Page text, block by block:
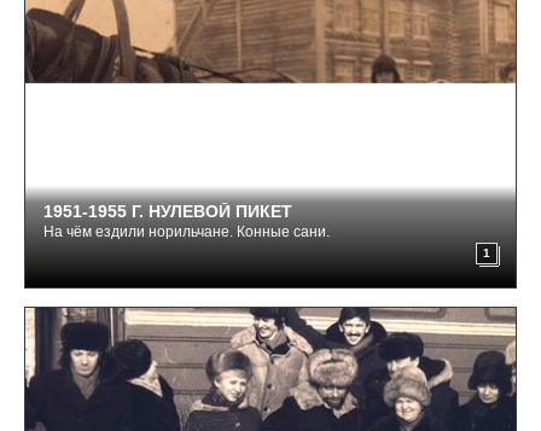
1
1951-1955 Г. НУЛЕВОЙ ПИКЕТ
На чём ездили норильчане. Конные сани.